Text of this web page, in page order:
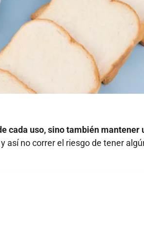
cada uso, sino también mantener
así no correr el riesgo de tener